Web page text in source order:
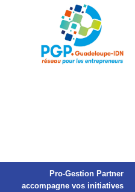
Pro-Gestion Partner
accompagne vos initiatives